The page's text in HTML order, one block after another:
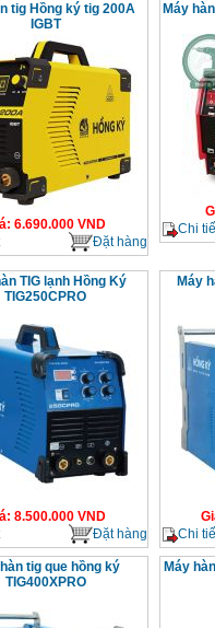
tig Hồng ký tig 200A
IGBT
: 6.690.000VND
Đặt hàng
Máy
Chi
TIG lạnh Hồng Ký
TIG250CPRO
: 8.500.000VND
Đặt hàng
Máy
Chi
tig que hồng ký
TIG400XPRO
Máy